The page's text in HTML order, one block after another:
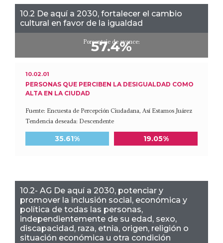
10.2 De aquí a 2030, fortalecer el cambio
cultural en favor de la igualdad
Porcentaje de avance:
57.4%
10.02.01
PERSONAS QUE PERCIBEN LA DESIGUALDAD COMO
ALTA EN LA CIUDAD
Fuente: Encuesta de Percepción Ciudadana, Así Estamos Juárez
Tendencia deseada: Descendente
35.61% Meta a 2030
19.05%
10.2- AG De aquí a 2030, potenciar y
promover la inclusión social, económica y
política de todas las personas,
independientemente de su edad, sexo,
discapacidad, raza, etnia, origen, religión o
situación económica u otra condición